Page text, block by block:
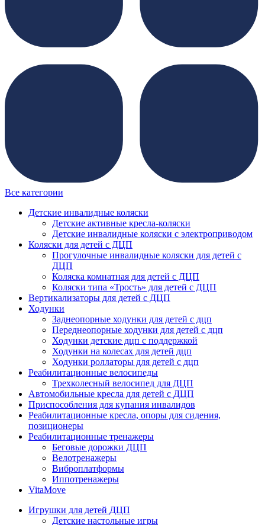
Все категории
Детские инвалидные коляски
Детские активные кресла-коляски
Детские инвалидные коляски с электроприводом
Коляски для детей с ДЦП
Прогулочные инвалидные коляски для детей с
ДЦП
Коляска комнатная для детей с ДЦП
Коляски типа «Трость» для детей с ДЦП
Вертикализаторы для детей с ДЦП
Ходунки
Заднеопорные ходунки для детей с дцп
Переднеопорные ходунки для детей с дцп
Ходунки детские дцп с поддержкой
Ходунки на колесах для детей дцп
Ходунки роллаторы для детей с дцп
Реабилитационные велосипеды
Трехколесный велосипед для ДЦП
Автомобильные кресла для детей с ДЦП
Приспособления для купания инвалидов
Реабилитационные кресла, опоры для сидения,
позиционеры
Реабилитационные тренажеры
Беговые дорожки ДЦП
Велотренажеры
Виброплатформы
Иппотренажеры
VitaMove
Игрушки для детей ДЦП
Детские настольные игры